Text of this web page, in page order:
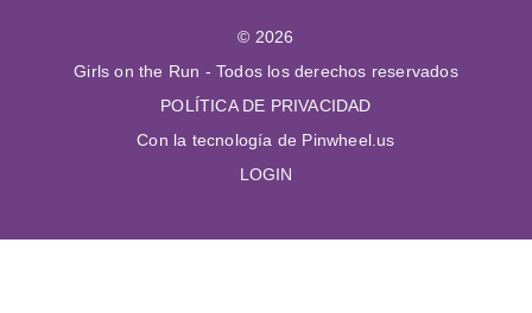
© 2026
Girls on the Run - Todos los derechos reservados
POLÍTICA DE PRIVACIDAD
Con la tecnología de Pinwheel.us
LOGIN